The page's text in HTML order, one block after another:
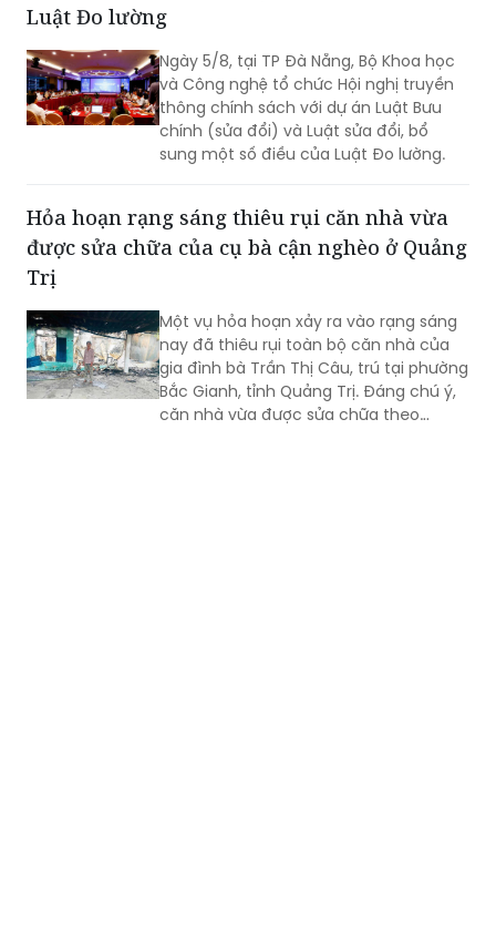
Luật Đo lường
Ngày 5/8, tại TP Đà Nẵng, Bộ Khoa học
và Công nghệ tổ chức Hội nghị truyền
thông chính sách với dự án Luật Bưu
chính (sửa đổi) và Luật sửa đổi, bổ
sung một số điều của Luật Đo lường.
Hỏa hoạn rạng sáng thiêu rụi căn nhà vừa
được sửa chữa của cụ bà cận nghèo ở Quảng
Trị
Một vụ hỏa hoạn xảy ra vào rạng sáng
nay đã thiêu rụi toàn bộ căn nhà của
gia đình bà Trần Thị Câu, trú tại phường
Bắc Gianh, tỉnh Quảng Trị. Đáng chú ý,
căn nhà vừa được sửa chữa theo